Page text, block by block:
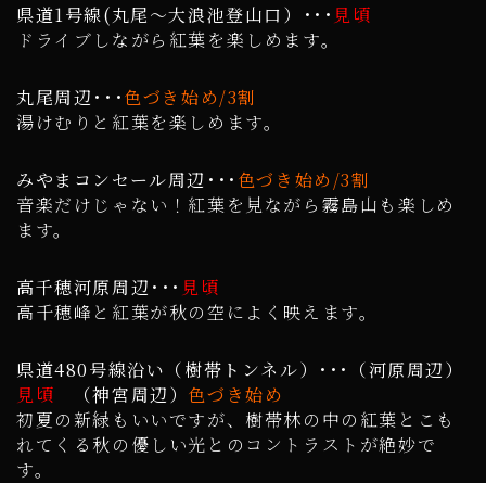
県道1号線(丸尾～大浪池登山口）･･･ 見頃
ドライブしながら紅葉を楽しめます。
丸尾周辺･･･色づき始め/3割
湯けむりと紅葉を楽しめます。
みやまコンセール周辺･･･ 色づき始め/3割
音楽だけじゃない！紅葉を見ながら霧島山も楽しめ
ます。
高千穂河原周辺･･･ 見頃
高千穂峰と紅葉が秋の空によく映えます。
県道480号線沿い（樹帯トンネル）･･･（河原周辺）
見頃 （神宮周辺） 色づき始め
初夏の新緑もいいですが、樹帯林の中の紅葉とこも
れてくる秋の優しい光とのコントラストが絶妙で
す。